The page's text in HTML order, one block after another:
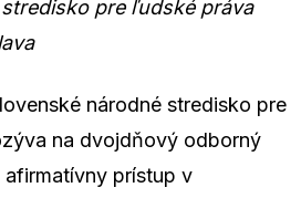
pre ľudské práva
národné stredisko pre
na dvojdňový odborný
afirmatívny prístup v